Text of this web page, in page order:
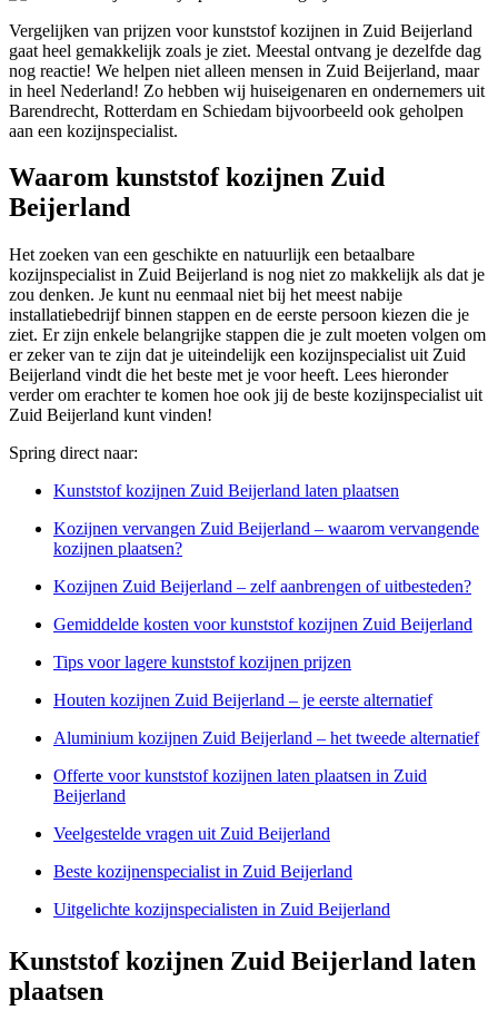
Vergelijken van prijzen voor kunststof kozijnen in Zuid Beijerland
gaat heel gemakkelijk zoals je ziet. Meestal ontvang je dezelfde dag
nog reactie! We helpen niet alleen mensen in Zuid Beijerland, maar
in heel Nederland! Zo hebben wij huiseigenaren en ondernemers uit
Barendrecht, Rotterdam en Schiedam bijvoorbeeld ook geholpen
aan een kozijnspecialist.
Waarom kunststof kozijnen Zuid
Beijerland
Het zoeken van een geschikte en natuurlijk een betaalbare
kozijnspecialist in Zuid Beijerland is nog niet zo makkelijk als dat je
zou denken. Je kunt nu eenmaal niet bij het meest nabije
installatiebedrijf binnen stappen en de eerste persoon kiezen die je
ziet. Er zijn enkele belangrijke stappen die je zult moeten volgen om
er zeker van te zijn dat je uiteindelijk een kozijnspecialist uit Zuid
Beijerland vindt die het beste met je voor heeft. Lees hieronder
verder om erachter te komen hoe ook jij de beste kozijnspecialist uit
Zuid Beijerland kunt vinden!
Spring direct naar:
Kunststof kozijnen Zuid Beijerland laten plaatsen
Kozijnen vervangen Zuid Beijerland – waarom vervangende
kozijnen plaatsen?
Kozijnen Zuid Beijerland – zelf aanbrengen of uitbesteden?
Gemiddelde kosten voor kunststof kozijnen Zuid Beijerland
Tips voor lagere kunststof kozijnen prijzen
Houten kozijnen Zuid Beijerland – je eerste alternatief
Aluminium kozijnen Zuid Beijerland – het tweede alternatief
Offerte voor kunststof kozijnen laten plaatsen in Zuid
Beijerland
Veelgestelde vragen uit Zuid Beijerland
Beste kozijnenspecialist in Zuid Beijerland
Uitgelichte kozijnspecialisten in Zuid Beijerland
Kunststof kozijnen Zuid Beijerland laten
plaatsen